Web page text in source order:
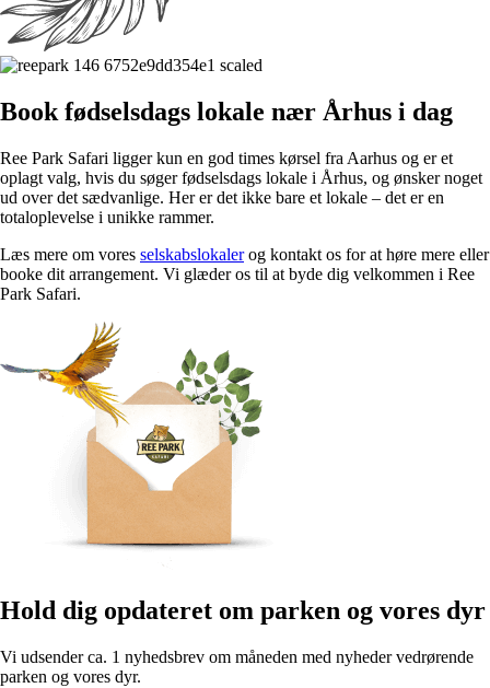
Book fødselsdags lokale nær Århus i dag
Ree Park Safari ligger kun en god times kørsel fra Aarhus og er et
oplagt valg, hvis du søger fødselsdags lokale i Århus, og ønsker noget
ud over det sædvanlige. Her er det ikke bare et lokale – det er en
totaloplevelse i unikke rammer.
Læs mere om vores selskabslokalerog kontakt os for at høre mere eller
booke dit arrangement. Vi glæder os til at byde dig velkommen i Ree
Park Safari.
Hold dig opdateret om parken og vores dyr
Vi udsender ca. 1 nyhedsbrev om måneden med nyheder vedrørende
parken og vores dyr.